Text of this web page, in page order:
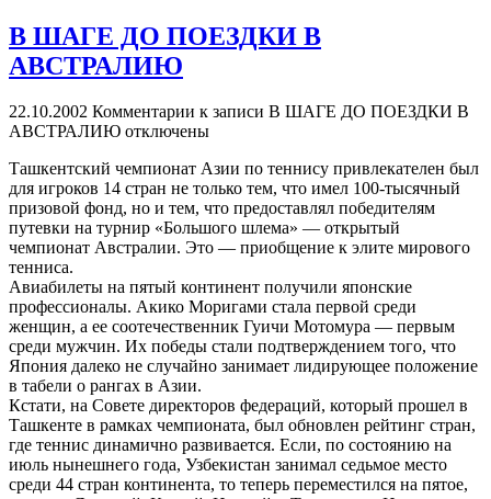
В ШАГЕ ДО ПОЕЗДКИ В
АВСТРАЛИЮ
22.10.2002 Комментарии к записи В ШАГЕ ДО ПОЕЗДКИ В
АВСТРАЛИЮ отключены
Ташкентский чемпионат Азии по теннису привлекателен был
для игроков 14 стран не только тем, что имел 100-тысячный
призовой фонд, но и тем, что предоставлял победителям
путевки на турнир «Большого шлема» — открытый
чемпионат Австралии. Это — приобщение к элите мирового
тенниса.
Авиабилеты на пятый континент получили японские
профессионалы. Акико Моригами стала первой среди
женщин, а ее соотечественник Гуичи Мотомура — первым
среди мужчин. Их победы стали подтверждением того, что
Япония далеко не случайно занимает лидирующее положение
в табели о рангах в Азии.
Кстати, на Совете директоров федераций, который прошел в
Ташкенте в рамках чемпионата, был обновлен рейтинг стран,
где теннис динамично развивается. Если, по состоянию на
июль нынешнего года, Узбекистан занимал седьмое место
среди 44 стран континента, то теперь переместился на пятое,